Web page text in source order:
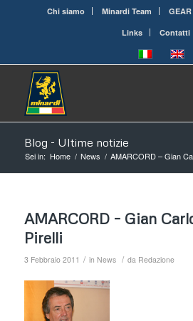
Chi siamo Minardi Team GEAR
Links
Contatti
Blog - Ultime notizie
Sei in: Home / News / AMARCORD – Gian
AMARCORD – Gian
Pirelli
3 Febbraio 2011 / in News / da Redazione